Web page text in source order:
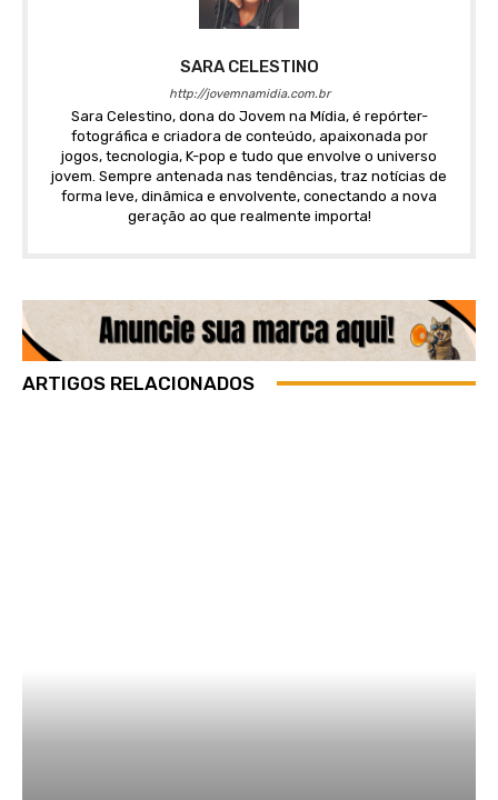
SARA CELESTINO
http://jovemnamidia.com.br
Sara Celestino, dona do Jovem na Mídia, é repórter-
fotográfica e criadora de conteúdo, apaixonada por
jogos, tecnologia, K-pop e tudo que envolve o universo
jovem. Sempre antenada nas tendências, traz notícias de
forma leve, dinâmica e envolvente, conectando a nova
geração ao que realmente importa!
ARTIGOS RELACIONADOS